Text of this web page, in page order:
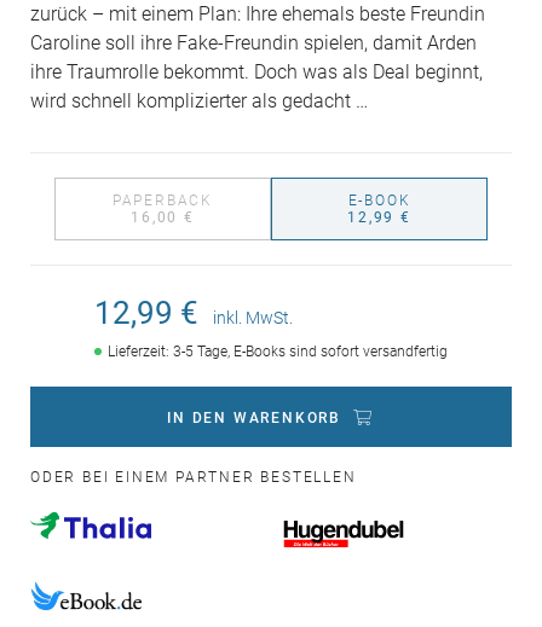
zurück – mit einem Plan: Ihre ehemals beste Freundin
Caroline soll ihre Fake-Freundin spielen, damit Arden
ihre Traumrolle bekommt. Doch was als Deal beginnt,
wird schnell komplizierter als gedacht …
PAPERBACK
16,00 €
E-BOOK
12,99 €
12,99 € inkl. MwSt.
Lieferzeit: 3-5 Tage, E-Books sind sofort versandfertig
IN DEN WARENKORB
ODER BEI EINEM PARTNER BESTELLEN